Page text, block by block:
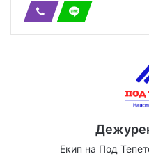
Екип на Под